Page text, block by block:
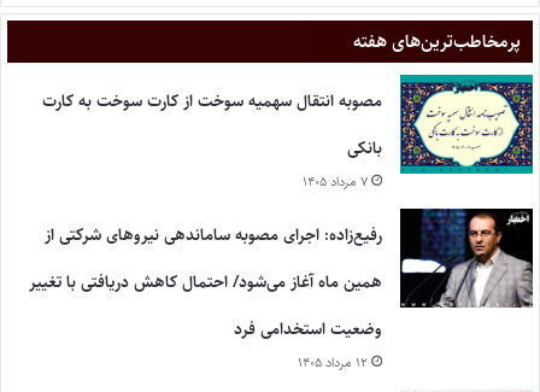
پر‌مخاطب‌ترین‌های هفته
مصوبه انتقال سهمیه سوخت از کارت سوخت به کارت
بانکی
۷ مرداد ۱۴۰۵
رفیع‌زاده: اجرای مصوبه ساماندهی نیروهای شرکتی از
همین ماه آغاز می‌شود/ احتمال کاهش دریافتی با تغییر
وضعیت استخدامی فرد
۱۲ مرداد ۱۴۰۵